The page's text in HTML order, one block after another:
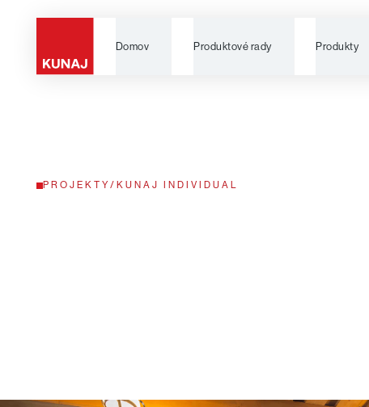
Domov Produktové rady Produkty
PROJEKTY / KUNAJ INDIVIDUAL